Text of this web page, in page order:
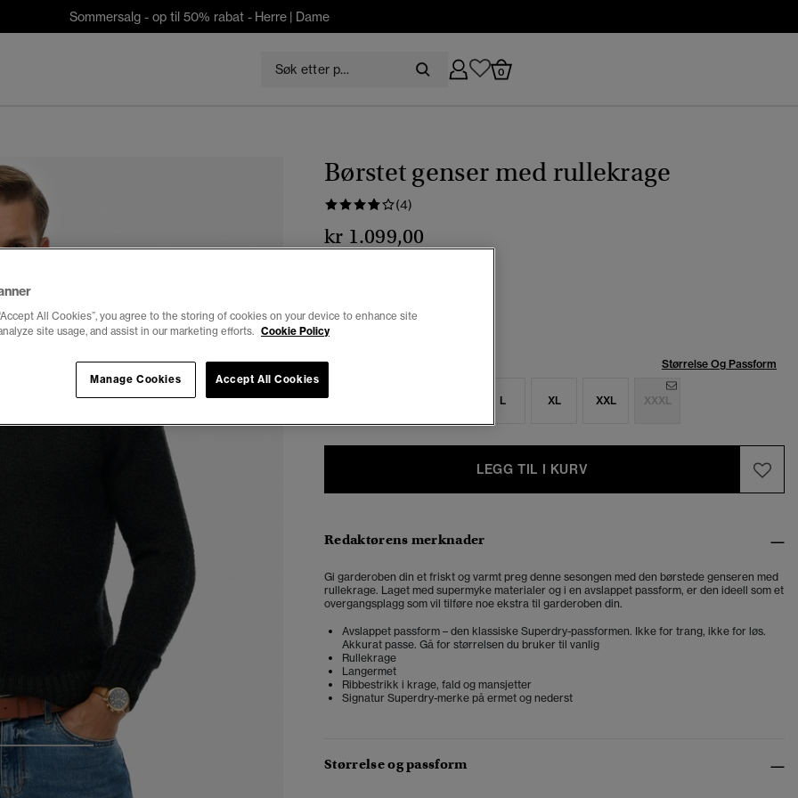
Sommersalg - op til 50% rabat - Herre | Dame
0
3
Børstet genser med rullekrage
(4)
kr 1.099,00
Velg Størrelse: Størrelse Og Passform
L XL XXL XXXL
LEGG TIL I KURV
Redaktørens merknader
Gi garderoben din et friskt og varmt preg denne sesongen med den børstede genseren med
rullekrage. Laget med supermyke materialer og i en avslappet passform, er den ideell som et
overgangsplagg som vil tilføre noe ekstra til garderoben din.
Avslappet passform – den klassiske Superdry-passformen. Ikke for trang, ikke for løs.
Akkurat passe. Gå for størrelsen du bruker til vanlig
Rullekrage
Langermet
Ribbestrikk i krage, fald og mansjetter
Signatur Superdry-merke på ermet og nederst
Størrelse og passform
All Cookies”, you agree to the storing of cookies on your device to enhance site
site usage, and assist in our marketing efforts. Cookie Policy
Accept All Cookies
Manage Cookies